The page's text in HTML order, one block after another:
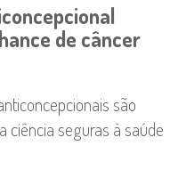
de câncer
são
ciência seguras à saúde